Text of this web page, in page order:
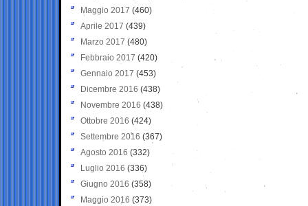
Maggio 2017 (460)
Aprile 2017 (439)
Marzo 2017 (480)
Febbraio 2017 (420)
Gennaio 2017 (453)
Dicembre 2016 (438)
Novembre 2016 (438)
Ottobre 2016 (424)
Settembre 2016 (367)
Agosto 2016 (332)
Luglio 2016 (336)
Giugno 2016 (358)
Maggio 2016 (373)